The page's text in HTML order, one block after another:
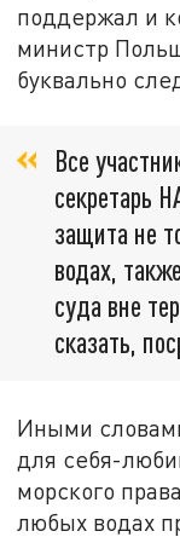
поддержал и
министр
буквально
Все
секретарь
защита не
водах,
суда вне
сказать,
Иными
для себя-
морского
любых водах